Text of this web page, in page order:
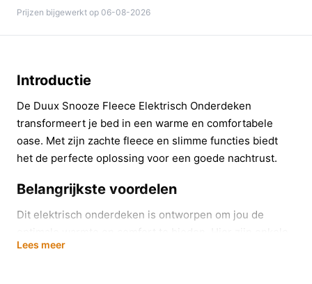
Prijzen bijgewerkt op 06-08-2026
Introductie
De Duux Snooze Fleece Elektrisch Onderdeken
transformeert je bed in een warme en comfortabele
oase. Met zijn zachte fleece en slimme functies biedt
het de perfecte oplossing voor een goede nachtrust.
Belangrijkste voordelen
Dit elektrisch onderdeken is ontworpen om jou de
belangrijke voordelen:
Lees meer